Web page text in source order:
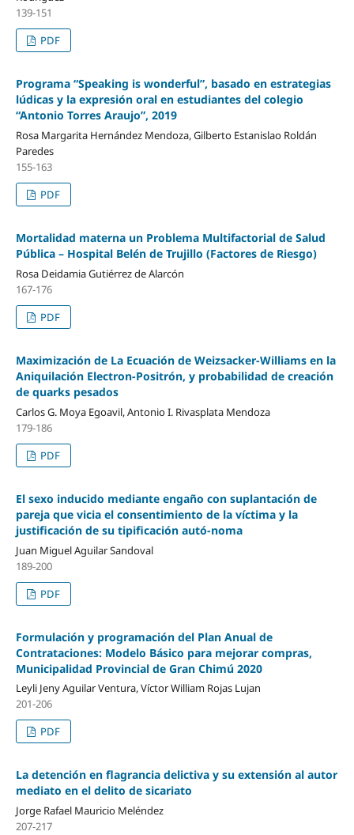
139-151
PDF
Programa “Speaking is wonderful”, basado en estrategias
lúdicas y la expresión oral en estudiantes del colegio
“Antonio Torres Araujo”, 2019
Rosa Margarita Hernández Mendoza, Gilberto Estanislao Roldán
Paredes
155-163
PDF
Mortalidad materna un Problema Multifactorial de Salud
Pública – Hospital Belén de Trujillo (Factores de Riesgo)
Rosa Deidamia Gutiérrez de Alarcón
167-176
PDF
Maximización de La Ecuación de Weizsacker-Williams en la
Aniquilación Electron-Positrón, y probabilidad de creación
de quarks pesados
Carlos G. Moya Egoavil, Antonio I. Rivasplata Mendoza
179-186
PDF
El sexo inducido mediante engaño con suplantación de
pareja que vicia el consentimiento de la víctima y la
justificación de su tipificación autó-noma
Juan Miguel Aguilar Sandoval
189-200
PDF
Formulación y programación del Plan Anual de
Contrataciones: Modelo Básico para mejorar compras,
Municipalidad Provincial de Gran Chimú 2020
Leyli Jeny Aguilar Ventura, Víctor William Rojas Lujan
201-206
PDF
La detención en flagrancia delictiva y su extensión al autor
mediato en el delito de sicariato
Jorge Rafael Mauricio Meléndez
207-217